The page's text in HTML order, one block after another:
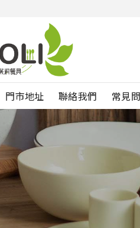
門市地址 聯絡我們 常見